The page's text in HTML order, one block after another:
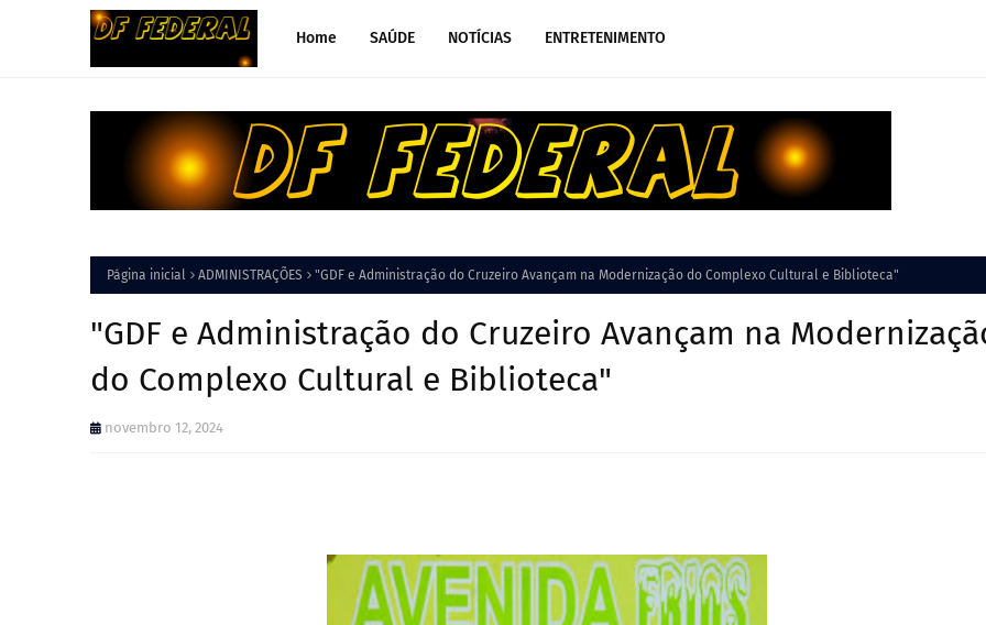
Home SAÚDE NOTÍCIAS ENTRETENIMENTO
Página inicial ADMINISTRAÇÕES "GDF e Administração do Cruzeiro Avançam na Modernização do Complexo Cultural e Biblioteca"
"GDF e Administração do Cruzeiro Avançam na
do Complexo Cultural e Biblioteca"
novembro 12, 2024